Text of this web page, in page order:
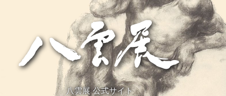
八雲展 公式サイト